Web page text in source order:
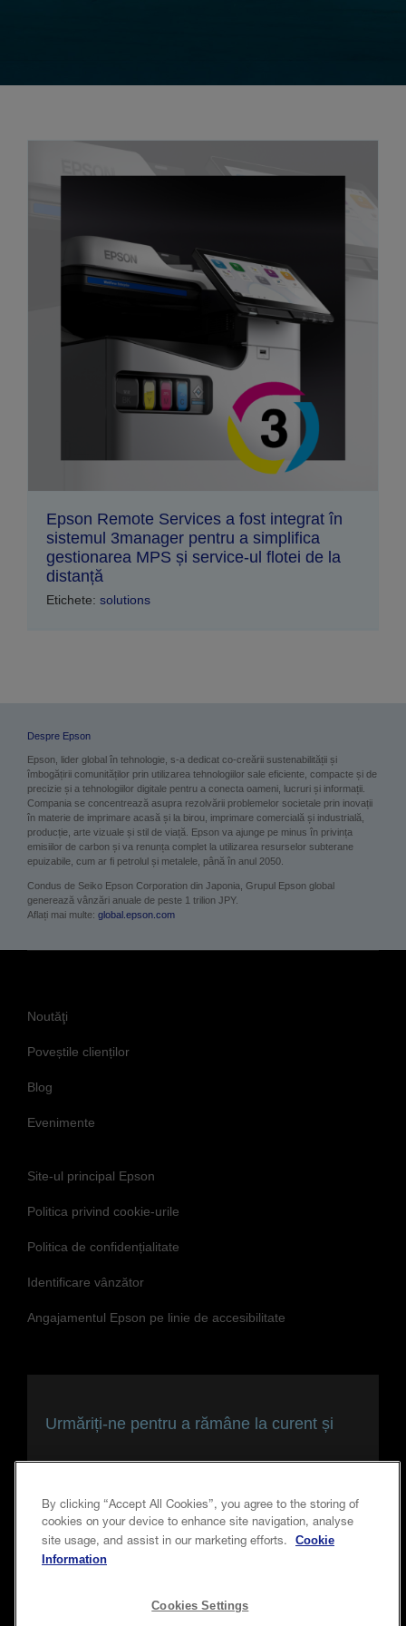
Epson Remote Services a fost integrat în
sistemul 3manager pentru a simplifica
gestionarea MPS și service-ul flotei de la
distanță
Etichete: solutions
Despre Epson
Epson, lider global în tehnologie, s-a dedicat co-creării sustenabilității și
îmbogățirii comunităților prin utilizarea tehnologiilor sale eficiente, compacte și de
precizie și a tehnologiilor digitale pentru a conecta oameni, lucruri și informații.
Compania se concentrează asupra rezolvării problemelor societale prin inovații
în materie de imprimare acasă și la birou, imprimare comercială și industrială,
producție, arte vizuale și stil de viață. Epson va ajunge pe minus în privința
emisiilor de carbon și va renunța complet la utilizarea resurselor subterane
epuizabile, cum ar fi petrolul și metalele, până în anul 2050.
Condus de Seiko Epson Corporation din Japonia, Grupul Epson global
generează vânzări anuale de peste 1 trilion JPY.
Aflați mai multe: global.epson.com
Noutăţi
Poveștile clienților
Blog
Evenimente
Site-ul principal Epson
Politica privind cookie-urile
Politica de confidențialitate
Identificare vânzător
Angajamentul Epson pe linie de accesibilitate
Urmăriți-ne pentru a rămâne la curent și
conectați
By clicking “Accept All Cookies”, you agree to the storing of
cookies on your device to enhance site navigation, analyse
site usage, and assist in our marketing efforts.
Cookie
Information
Cookies Settings